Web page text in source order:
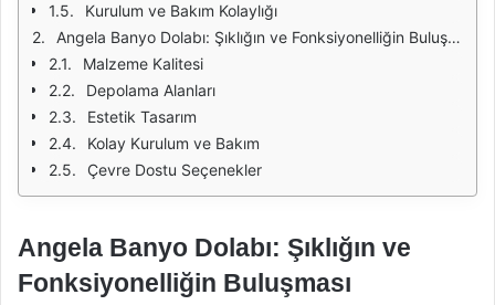
Kurulum ve Bakım Kolaylığı
Angela Banyo Dolabı: Şıklığın ve Fonksiyonelliğin Buluşması
Malzeme Kalitesi
Depolama Alanları
Estetik Tasarım
Kolay Kurulum ve Bakım
Çevre Dostu Seçenekler
Angela Banyo Dolabı: Şıklığın ve
Fonksiyonelliğin Buluşması